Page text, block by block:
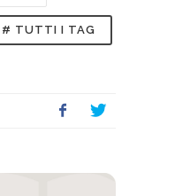
# TUTTI I TAG